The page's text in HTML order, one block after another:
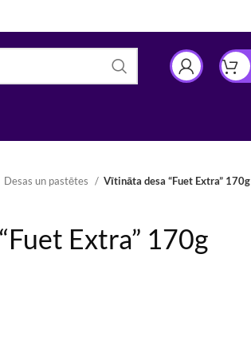
Desas un pastētes Vītināta desa “Fuet Extra” 170g
Extra” 170g